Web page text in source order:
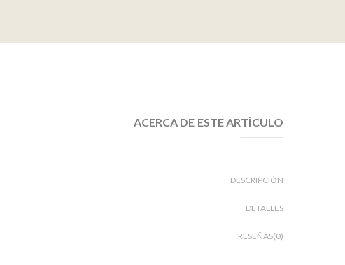
ACERCA DE ESTE ARTÍCULO
DESCRIPCIÓN
DETALLES
RESEÑAS(0)